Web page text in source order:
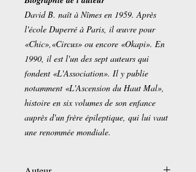
David B. naît à Nîmes en 1959. Après
l'école Duperré à Paris, il œuvre pour
«Chic»,«Circus» ou encore «Okapi». En
1990, il est l'un des sept auteurs qui
fondent «L'Association». Il y publie
notamment «L'Ascension du Haut Mal»,
histoire en six volumes de son enfance
auprès d'un frère épileptique, qui lui vaut
une renommée mondiale.